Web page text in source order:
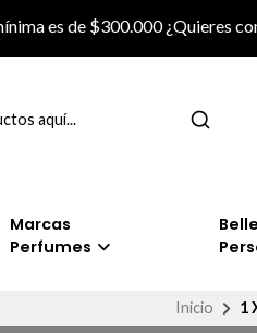
es de $300.000 ¿Quieres
Marcas
Perfumes
Inicio 1